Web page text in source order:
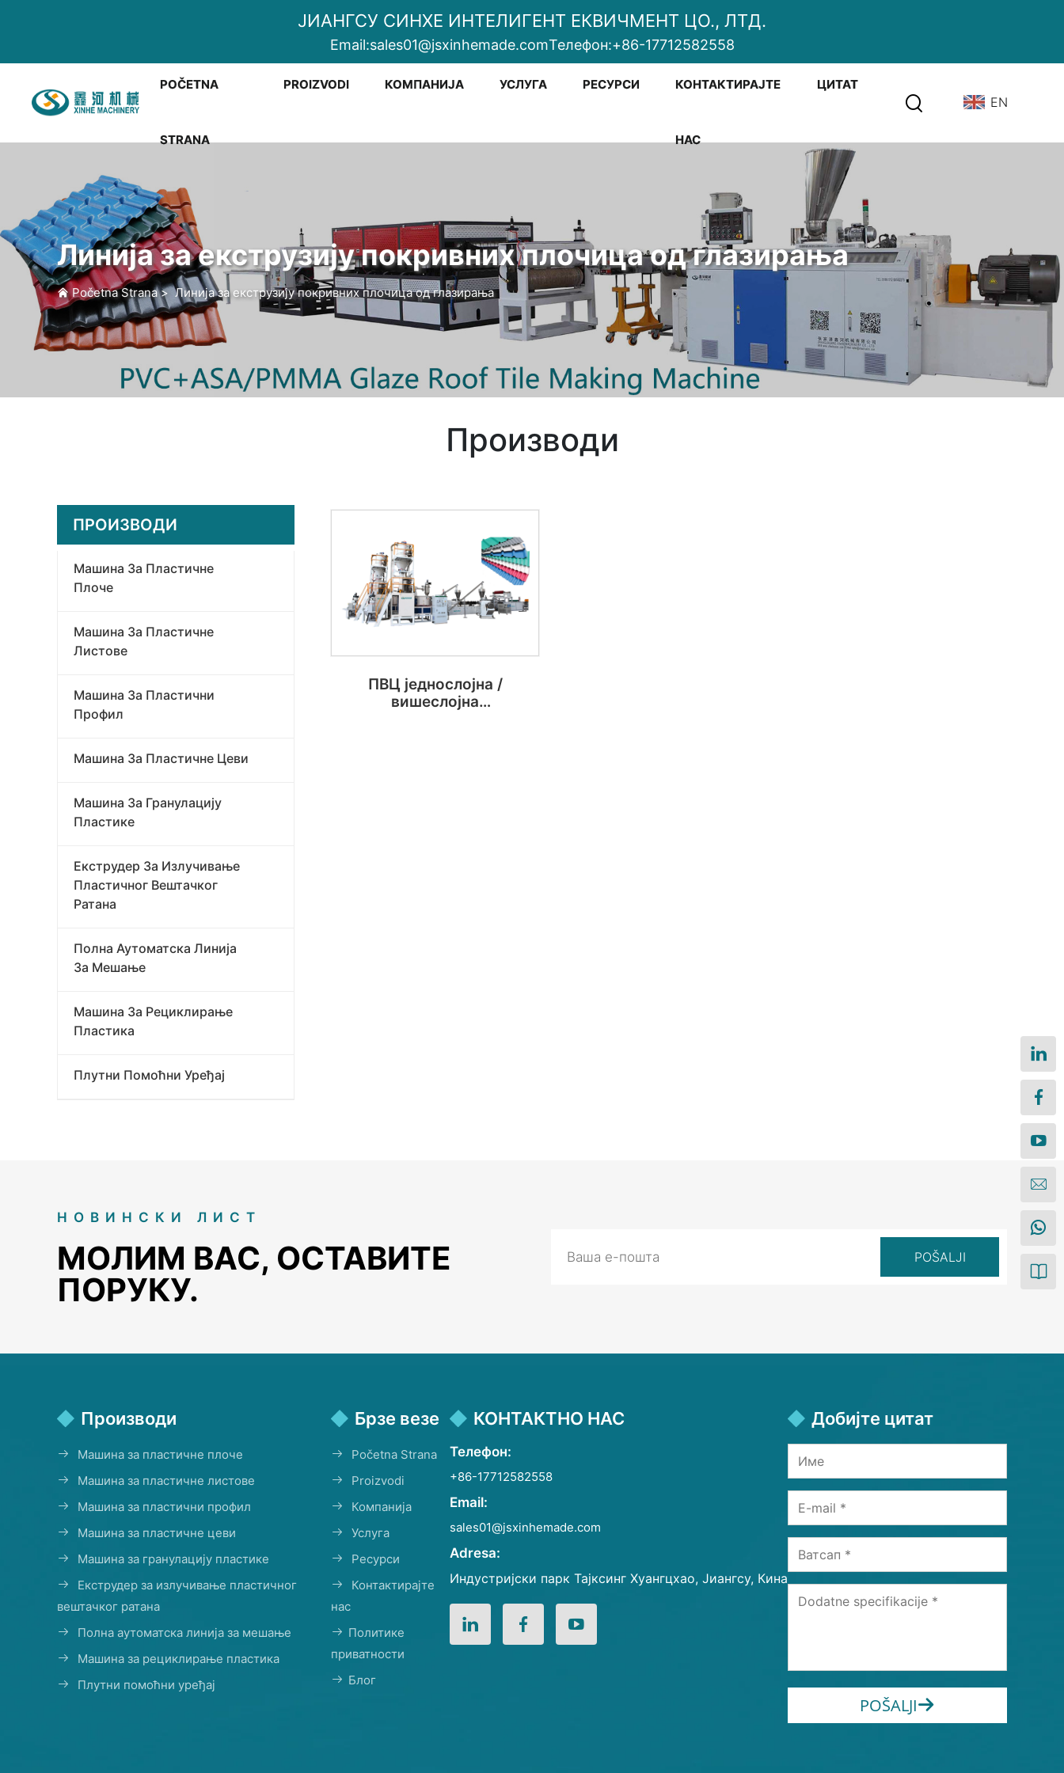
ЈИАНГСУ СИНХЕ ИНТЕЛИГЕНТ ЕКВИЧМЕНТ ЦО., ЛТД.
Email:sales01@jsxinhemade.comТелефон:+86-17712582558
POČETNA
STRANA
PROIZVODI КОМПАНИЈА УСЛУГА РЕСУРСИ КОНТАКТИРАЈТЕ
НАС
ЦИТАТ
EN
Линија за екструзију покривних плочица од глазирања
Početna Strana>Линија за екструзију покривних плочица од глазирања
Производи
ПРОИЗВОДИ
Машина За Пластичне
Плоче
Машина За Пластичне
Листове
Машина За Пластични
Профил
Машина За Пластичне Цеви
Машина За Гранулацију
Пластике
Екструдер За Излучивање
Пластичног Вештачког
Ратана
Полна Аутоматска Линија
За Мешање
Машина За Рециклирање
Пластика
Плутни Помоћни Уређај
ПВЦ једнослојна /
вишеслојна
НОВИНСКИ ЛИСТ
МОЛИМ ВАС, ОСТАВИТЕ
ПОРУКУ.
Производи
Машина за пластичне плоче
Машина за пластичне листове
Машина за пластични профил
Машина за пластичне цеви
Машина за гранулацију пластике
Екструдер за излучивање пластичног
вештачког ратана
Полна аутоматска линија за мешање
Машина за рециклирање пластика
Плутни помоћни уређај
Брзе везе
Početna Strana
Proizvodi
Компанија
Услуга
Ресурси
Контактирајте
нас
Политике
приватности
Блог
КОНТАКТНО НАС
Телефон:
+86-17712582558
Email:
sales01@jsxinhemade.com
Adresa:
Индустријски парк Тајксинг Хуангцхао, Јиангсу, Кина
Добијте цитат
POŠALJI